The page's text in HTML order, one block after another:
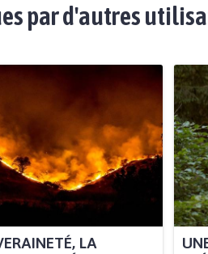
par d'autres
LA